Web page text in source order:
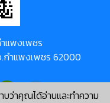
บว่าคุณได้อ่านและทำความ
แพงเพชร
.กำแพงเพชร 62000